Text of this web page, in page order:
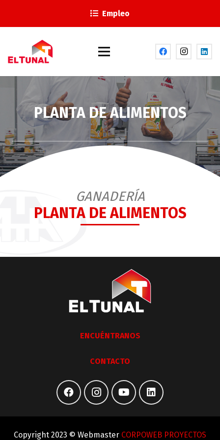
Empleo
PLANTA DE ALIMENTOS
GANADERÍA
PLANTA DE ALIMENTOS
ENCUÉNTRANOS
CONTACTO
Copyright 2023 © Webmaster CORPOWEB PROYECTOS